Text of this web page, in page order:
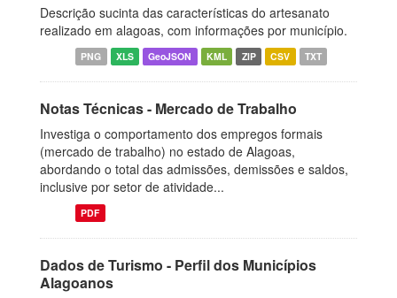
Descrição sucinta das características do artesanato
realizado em alagoas, com informações por município.
PNG XLS GeoJSON KML ZIP CSV TXT
Notas Técnicas - Mercado de Trabalho
Investiga o comportamento dos empregos formais
(mercado de trabalho) no estado de Alagoas,
abordando o total das admissões, demissões e saldos,
inclusive por setor de atividade...
PDF
Dados de Turismo - Perfil dos Municípios
Alagoanos